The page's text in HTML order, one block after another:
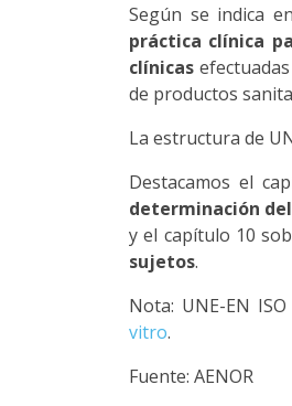
Según se indica
práctica clínica
clínicas
de productos
La estructura de
Destacamos el
determinación
y el capítulo 10
sujetos.
Nota: UNE-EN
vitro.
Fuente: AENOR